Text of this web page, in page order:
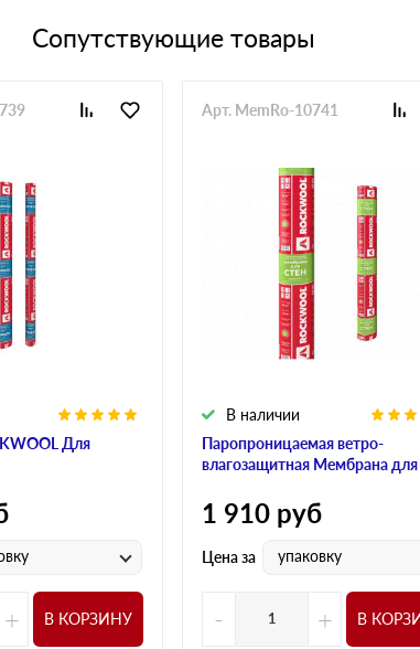
Сопутствующие товары
Для
+ В КОРЗИНУ
Паропроницаемая ветро-
влагозащитная Мембрана для
В наличии
Арт. MemRo-10741
1 910 руб
Цена за упаковку
- + В